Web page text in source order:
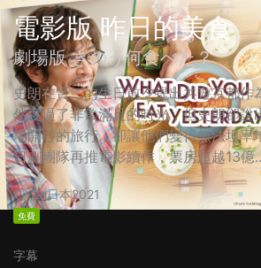
電影版 昨日的美食
劇場版 きのう何食べた？
史朗在賢二的生日前夕提出共遊京都作
然度過了非常滿足的時光，但史朗卻說
場開心的旅行，卻讓他們變得無法坦
日劇團隊再推電影續作，票房超越13億
2h日本2021
免費
字幕